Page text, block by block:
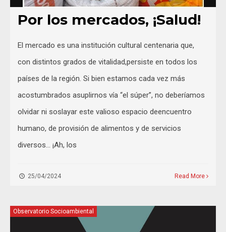
Por los mercados, ¡Salud!
El mercado es una institución cultural centenaria que,
con distintos grados de vitalidad,persiste en todos los
países de la región. Si bien estamos cada vez más
acostumbrados asuplirnos vía “el súper”, no deberíamos
olvidar ni soslayar este valioso espacio deencuentro
humano, de provisión de alimentos y de servicios
diversos… ¡Ah, los
25/04/2024 Read More
Observatorio Socioambiental